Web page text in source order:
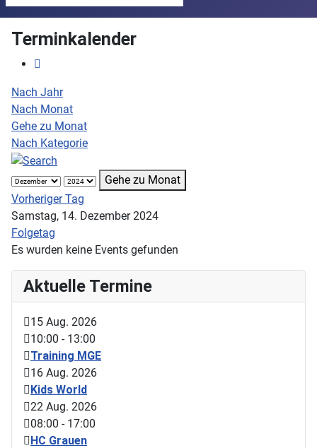
Terminkalender
Nach Jahr
Nach Monat
Gehe zu Monat
Nach Kategorie
Gehe zu Monat
Vorheriger Tag
Samstag, 14. Dezember 2024
Folgetag
Es wurden keine Events gefunden
Aktuelle Termine
15 Aug. 2026
10:00 - 13:00
Training MGE
16 Aug. 2026
Kids World
22 Aug. 2026
08:00 - 17:00
HC Grauen